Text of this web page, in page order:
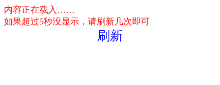
内容正在载入……
如果超过5秒没显示，请刷新几次即可
刷新